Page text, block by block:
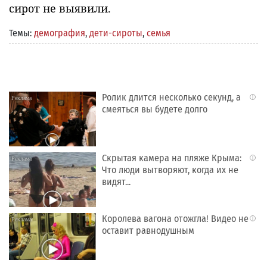
сирот не выявили.
Темы: демография, дети-сироты, семья
i
Ролик длится несколько секунд, а
смеяться вы будете долго
i
Скрытая камера на пляже Крыма:
Что люди вытворяют, когда их не
видят...
i
Королева вагона отожгла! Видео не
оставит равнодушным